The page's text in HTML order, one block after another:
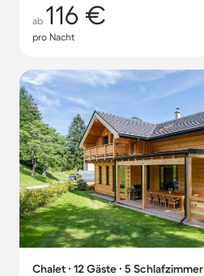
ab 116 €
pro Nacht
Chalet ∙ 12 Gäste ∙ 5 Schlafzimmer